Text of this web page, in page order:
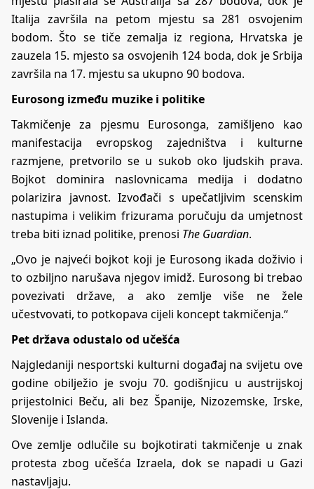
Italija završila na petom mjestu sa 281 osvojenim
bodom. Što se tiče zemalja iz regiona, Hrvatska je
zauzela 15. mjesto sa osvojenih 124 boda, dok je Srbija
završila na 17. mjestu sa ukupno 90 bodova.
Eurosong između muzike i politike
Takmičenje za pjesmu Eurosonga, zamišljeno kao
manifestacija evropskog zajedništva i kulturne
razmjene, pretvorilo se u sukob oko ljudskih prava.
Bojkot dominira naslovnicama medija i dodatno
polarizira javnost. Izvođači s upečatljivim scenskim
nastupima i velikim frizurama poručuju da umjetnost
treba biti iznad politike, prenosi The Guardian.
„Ovo je najveći bojkot koji je Eurosong ikada doživio i
to ozbiljno narušava njegov imidž. Eurosong bi trebao
povezivati države, a ako zemlje više ne žele
učestvovati, to potkopava cijeli koncept takmičenja.“
Pet država odustalo od učešća
Najgledaniji nesportski kulturni događaj na svijetu ove
godine obilježio je svoju 70. godišnjicu u austrijskoj
prijestolnici Beču, ali bez Španije, Nizozemske, Irske,
Slovenije i Islanda.
Ove zemlje odlučile su bojkotirati takmičenje u znak
protesta zbog učešća Izraela, dok se napadi u Gazi
nastavljaju.